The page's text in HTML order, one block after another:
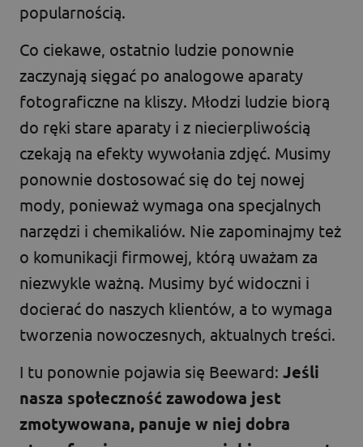
popularnością.
Co ciekawe, ostatnio ludzie ponownie
zaczynają sięgać po analogowe aparaty
fotograficzne na kliszy. Młodzi ludzie biorą
do ręki stare aparaty i z niecierpliwością
czekają na efekty wywołania zdjęć. Musimy
ponownie dostosować się do tej nowej
mody, ponieważ wymaga ona specjalnych
narzędzi i chemikaliów. Nie zapominajmy też
o komunikacji firmowej, którą uważam za
niezwykle ważną. Musimy być widoczni i
docierać do naszych klientów, a to wymaga
tworzenia nowoczesnych, aktualnych treści.
I tu ponownie pojawia się Beeward: Jeśli
nasza społeczność zawodowa jest
zmotywowana, panuje w niej dobra